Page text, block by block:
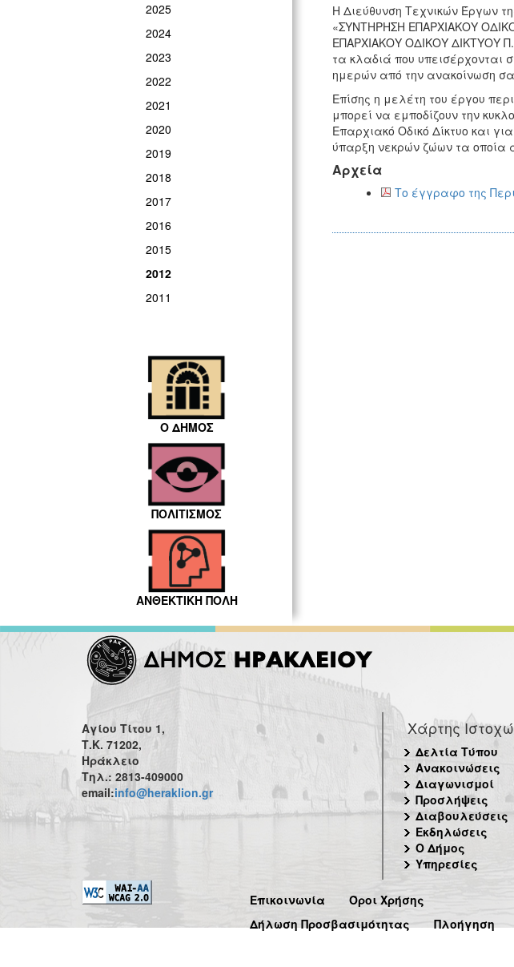
2025
2024
2023
2022
2021
2020
2019
2018
2017
2016
2015
2012
2011
Ο ΔΗΜΟΣ
ΠΟΛΙΤΙΣΜΟΣ
ΑΝΘΕΚΤΙΚΗ ΠΟΛΗ
Η Διεύθυνση Τεχνικών Έργων
«ΣΥΝΤΗΡΗΣΗ ΕΠΑΡΧΙΑΚΟΥ
ΕΠΑΡΧΙΑΚΟΥ ΟΔΙΚΟΥ ΔΙΚΤΥΟΥ
τα κλαδιά που υπεισέρχονται
ημερών από την ανακοίνωση
Επίσης η μελέτη του έργου
μπορεί να εμποδίζουν την
Επαρχιακό Οδικό Δίκτυο και
ύπαρξη νεκρών ζώων τα οποία
Αρχεία
Το έγγραφο της
Αγίου Τίτου 1,
Τ.Κ. 71202,
Ηράκλειο
Τηλ.: 2813-409000
email:info@heraklion.gr
Χάρτης
Δελτία Τύπου
Ανακοινώσεις
Διαγωνισμοί
Προσλήψεις
Διαβουλεύσεις
Εκδηλώσεις
Ο Δήμος
Υπηρεσίες
Επικοινωνία
Όροι Χρήσης
Δήλωση Προσβασιμότητας
Πλοήγηση